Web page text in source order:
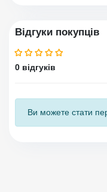
Відгуки покупців
0 відгуків
Ви можете стати